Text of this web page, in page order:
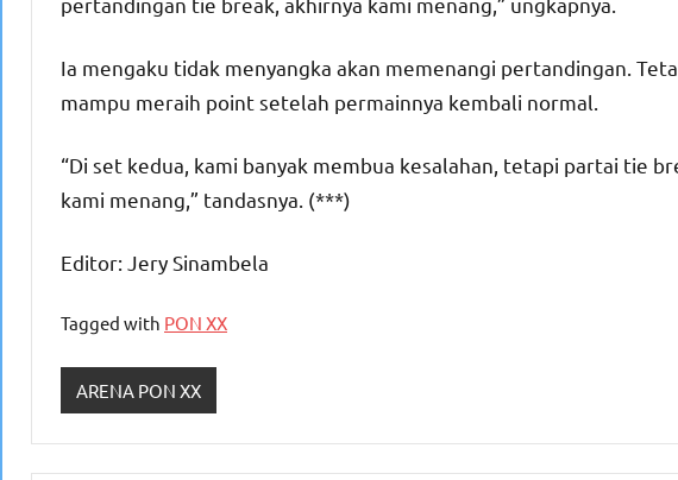
Ia mengaku tidak menyangka akan memenangi pertandingan.
mampu meraih point setelah permainnya kembali normal.
“Di set kedua, kami banyak membua kesalahan, tetapi partai tie
kami menang,” tandasnya. (***)
Editor: Jery Sinambela
Tagged with PON XX
ARENA PON XX